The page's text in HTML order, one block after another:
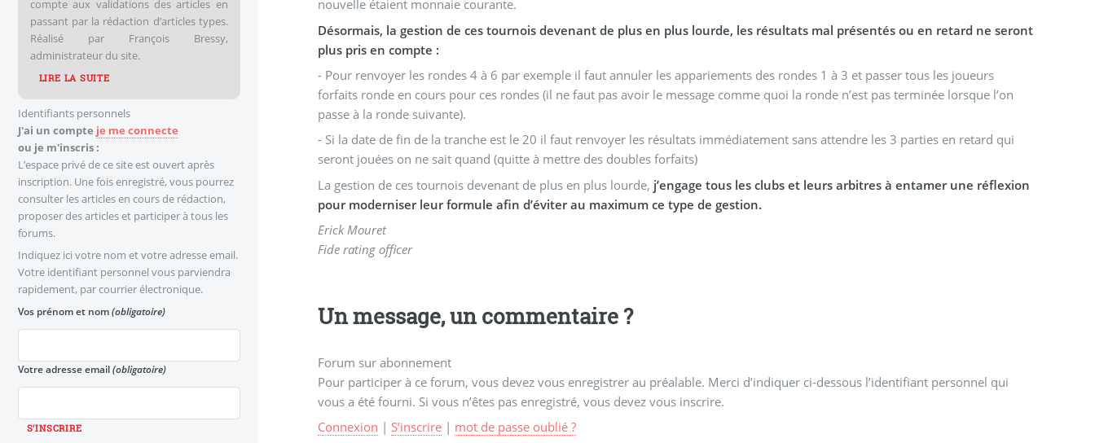
nouvelle étaient monnaie courante.
Désormais, la gestion de ces tournois devenant de plus en plus lourde, les résultats mal présentés ou en retard ne seront
plus pris en compte :
- Pour renvoyer les rondes 4 à 6 par exemple il faut annuler les appariements des rondes 1 à 3 et passer tous les joueurs
forfaits ronde en cours pour ces rondes (il ne faut pas avoir le message comme quoi la ronde n’est pas terminée lorsque l’on
passe à la ronde suivante).
- Si la date de fin de la tranche est le 20 il faut renvoyer les résultats immédiatement sans attendre les 3 parties en retard qui
seront jouées on ne sait quand (quitte à mettre des doubles forfaits)
La gestion de ces tournois devenant de plus en plus lourde, j’engage tous les clubs et leurs arbitres à entamer une réflexion
pour moderniser leur formule afin d’éviter au maximum ce type de gestion.
Erick Mouret
Fide rating officer
Un message, un commentaire ?
Forum sur abonnement
Pour participer à ce forum, vous devez vous enregistrer au préalable. Merci d’indiquer ci-dessous l’identifiant personnel qui
vous a été fourni. Si vous n’êtes pas enregistré, vous devez vous inscrire.
Connexion | S’inscrire | mot de passe oublié ?
compte aux validations des articles en
passant par la rédaction d’articles types.
Réalisé par François Bressy,
administrateur du site.
LIRE LA SUITE
J'ai un compte je me connecte
ou je m'inscris :
L’espace privé de ce site est ouvert après
inscription. Une fois enregistré, vous pourrez
consulter les articles en cours de rédaction,
proposer des articles et participer à tous les
forums.
Identifiants personnels
Indiquez ici votre nom et votre adresse email.
Votre identifiant personnel vous parviendra
rapidement, par courrier électronique.
Vos prénom et nom(obligatoire)
Votre adresse email(obligatoire)